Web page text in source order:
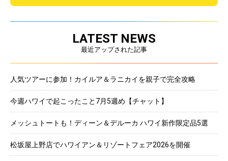
LATEST NEWS
最近アップされた記事
人気ツアーに参加！カイルア＆ラニカイを親子で完全攻略
今週ハワイで起こったこと7月5週め【チャット】
メッシュトートも！ディーン＆デルーカ ハワイ新作限定品5選
松坂屋上野店でハワイアン＆リゾートフェア2026を開催